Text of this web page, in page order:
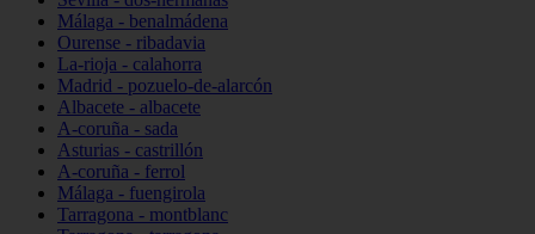
Málaga - benalmádena
Ourense - ribadavia
La-rioja - calahorra
Madrid - pozuelo-de-alarcón
Albacete - albacete
A-coruña - sada
Asturias - castrillón
A-coruña - ferrol
Málaga - fuengirola
Tarragona - montblanc